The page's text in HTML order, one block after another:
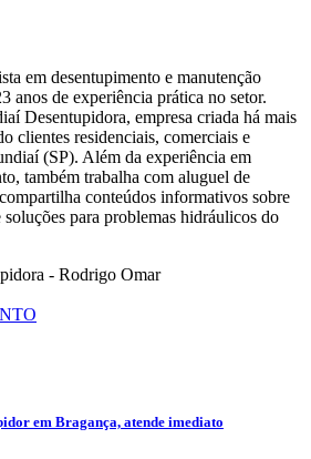
em desentupimento e manutenção
anos de experiência prática no setor.
Desentupidora, empresa criada há mais
clientes residenciais, comerciais e
(SP). Além da experiência em
também trabalha com aluguel de
conteúdos informativos sobre
para problemas hidráulicos do
em Bragança, atende imediato